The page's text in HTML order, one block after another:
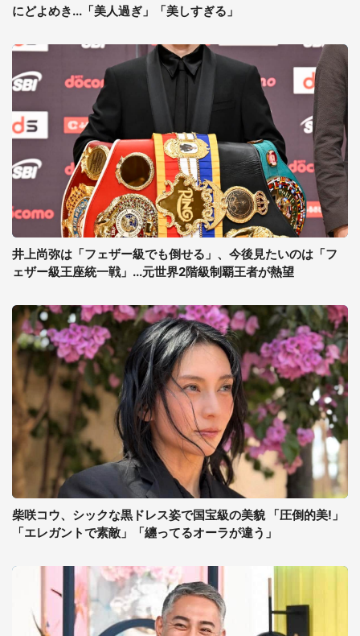
にどよめき...「美人過ぎ」「美しすぎる」
井上尚弥は「フェザー級でも倒せる」、今後見たいのは「フ
ェザー級王座統一戦」...元世界2階級制覇王者が熱望
柴咲コウ、シックな黒ドレス姿で国宝級の美貌 「圧倒的美!」
「エレガントで素敵」「纏ってるオーラが違う」